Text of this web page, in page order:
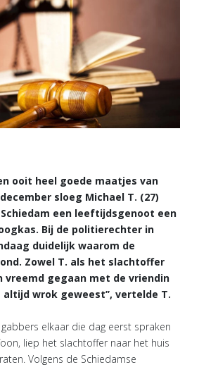
ooit heel goede maatjes van
sloeg Michael T. (27)
een leeftijdsgenoot een
Bij de politierechter in
duidelijk waarom de
Zowel T. als het slachtoffer
vreemd gegaan met de vriendin
wrok geweest’’, vertelde T.
elkaar die dag eerst spraken
liep het slachtoffer naar het huis
Volgens de Schiedamse